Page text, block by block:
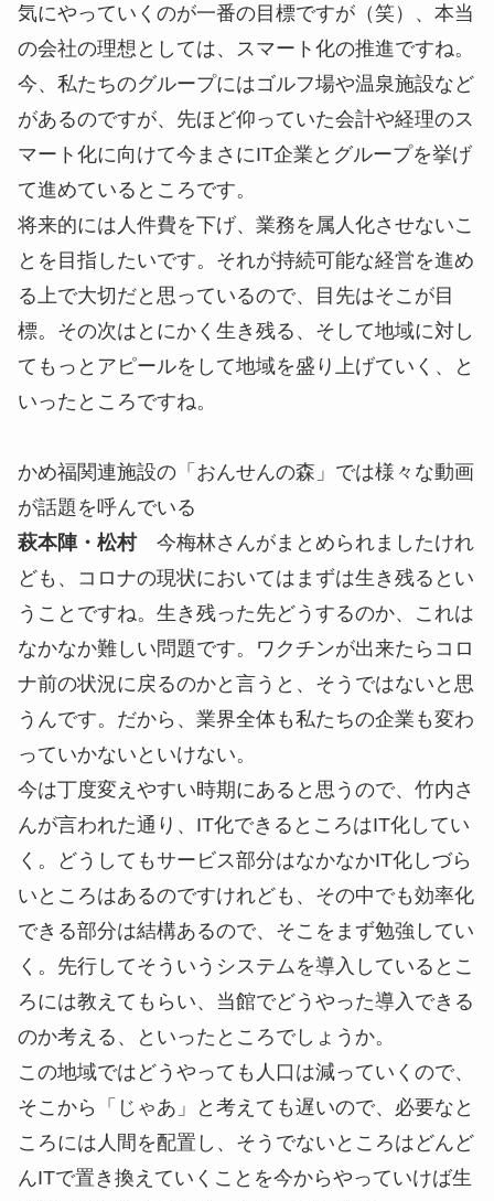
気にやっていくのが一番の目標ですが（笑）、本当
の会社の理想としては、スマート化の推進ですね。
今、私たちのグループにはゴルフ場や温泉施設など
があるのですが、先ほど仰っていた会計や経理のス
マート化に向けて今まさにIT企業とグループを挙げ
て進めているところです。
将来的には人件費を下げ、業務を属人化させないこ
とを目指したいです。それが持続可能な経営を進め
る上で大切だと思っているので、目先はそこが目
標。その次はとにかく生き残る、そして地域に対し
てもっとアピールをして地域を盛り上げていく、と
いったところですね。
かめ福関連施設の「おんせんの森」では様々な動画
が話題を呼んでいる
萩本陣・松村 今梅林さんがまとめられましたけれ
ども、コロナの現状においてはまずは生き残るとい
うことですね。生き残った先どうするのか、これは
なかなか難しい問題です。ワクチンが出来たらコロ
ナ前の状況に戻るのかと言うと、そうではないと思
うんです。だから、業界全体も私たちの企業も変わ
っていかないといけない。
今は丁度変えやすい時期にあると思うので、竹内さ
んが言われた通り、IT化できるところはIT化してい
く。どうしてもサービス部分はなかなかIT化しづら
いところはあるのですけれども、その中でも効率化
できる部分は結構あるので、そこをまず勉強してい
く。先行してそういうシステムを導入しているとこ
ろには教えてもらい、当館でどうやった導入できる
のか考える、といったところでしょうか。
この地域ではどうやっても人口は減っていくので、
そこから「じゃあ」と考えても遅いので、必要なと
ころには人間を配置し、そうでないところはどんど
んITで置き換えていくことを今からやっていけば生